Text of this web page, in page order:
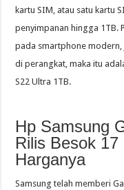
kartu SIM, atau satu kartu
penyimpanan hingga 1TB.
pada smartphone modern,
di perangkat, maka itu
S22 Ultra 1TB.
Hp Samsung
Rilis Besok
Harganya
Samsung telah memberi